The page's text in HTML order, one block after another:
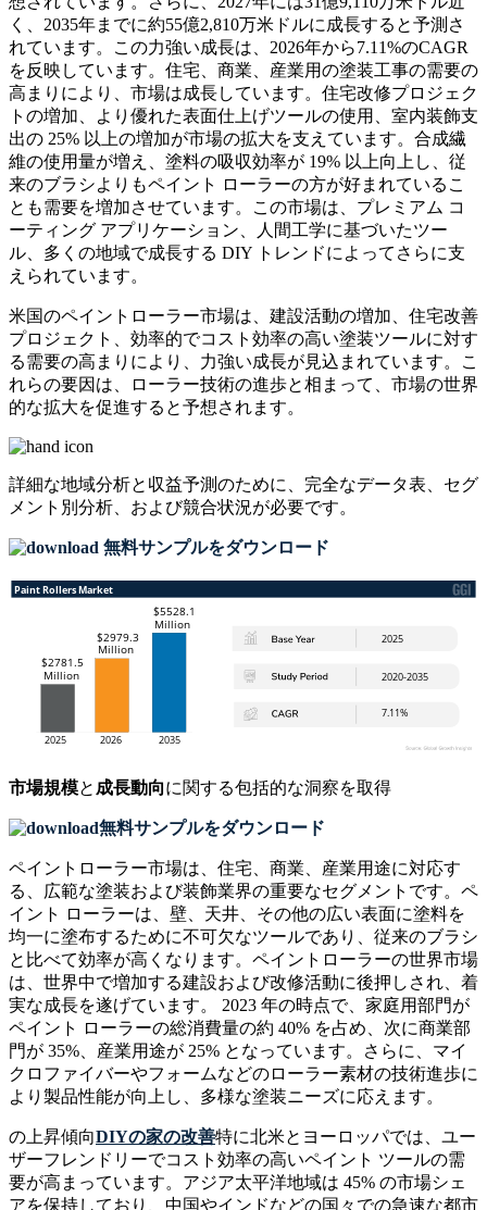
く、2035年までに約55億2,810万米ドルに成長すると予測さ
れています。この力強い成長は、2026年から7.11%のCAGR
を反映しています。住宅、商業、産業用の塗装工事の需要の
高まりにより、市場は成長しています。住宅改修プロジェク
トの増加、より優れた表面仕上げツールの使用、室内装飾支
出の 25% 以上の増加が市場の拡大を支えています。合成繊
維の使用量が増え、塗料の吸収効率が 19% 以上向上し、従
来のブラシよりもペイント ローラーの方が好まれているこ
とも需要を増加させています。この市場は、プレミアム コ
ーティング アプリケーション、人間工学に基づいたツー
ル、多くの地域で成長する DIY トレンドによってさらに支
えられています。
米国のペイントローラー市場は、建設活動の増加、住宅改善
プロジェクト、効率的でコスト効率の高い塗装ツールに対す
る需要の高まりにより、力強い成長が見込まれています。こ
れらの要因は、ローラー技術の進歩と相まって、市場の世界
的な拡大を促進すると予想されます。
詳細な地域分析と収益予測のために、 完全なデータ表、セグ
メント別分析、および競合状況が必要です。
無料サンプルをダウンロード
市場規模と 成長動向に関する包括的な洞察を取得
無料サンプルをダウンロード
ペイントローラー市場は、住宅、商業、産業用途に対応す
る、広範な塗装および装飾業界の重要なセグメントです。ペ
イント ローラーは、壁、天井、その他の広い表面に塗料を
均一に塗布するために不可欠なツールであり、従来のブラシ
と比べて効率が高くなります。ペイントローラーの世界市場
は、世界中で増加する建設および改修活動に後押しされ、着
実な成長を遂げています。 2023 年の時点で、家庭用部門が
ペイント ローラーの総消費量の約 40% を占め、次に商業部
門が 35%、産業用途が 25% となっています。さらに、マイ
クロファイバーやフォームなどのローラー素材の技術進歩に
より製品性能が向上し、多様な塗装ニーズに応えます。
の上昇傾向DIYの家の改善特に北米とヨーロッパでは、ユー
ザーフレンドリーでコスト効率の高いペイント ツールの需
要が高まっています。アジア太平洋地域は 45% の市場シェ
アを保持しており、中国やインドなどの国々での急速な都市